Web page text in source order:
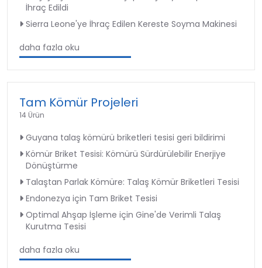
İhraç Edildi
Sierra Leone'ye İhraç Edilen Kereste Soyma Makinesi
daha fazla oku
Tam Kömür Projeleri
14 Ürün
Guyana talaş kömürü briketleri tesisi geri bildirimi
Kömür Briket Tesisi: Kömürü Sürdürülebilir Enerjiye
Dönüştürme
Talaştan Parlak Kömüre: Talaş Kömür Briketleri Tesisi
Endonezya için Tam Briket Tesisi
Optimal Ahşap İşleme için Gine'de Verimli Talaş
Kurutma Tesisi
daha fazla oku